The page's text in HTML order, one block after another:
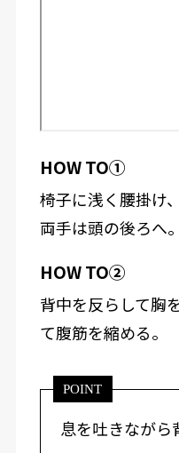
HOW TO①
椅子に浅く腰掛け
両手は頭の後ろへ。
HOW TO②
背中を反らして胸
て腹筋を縮める。
POINT
息を吐きながら